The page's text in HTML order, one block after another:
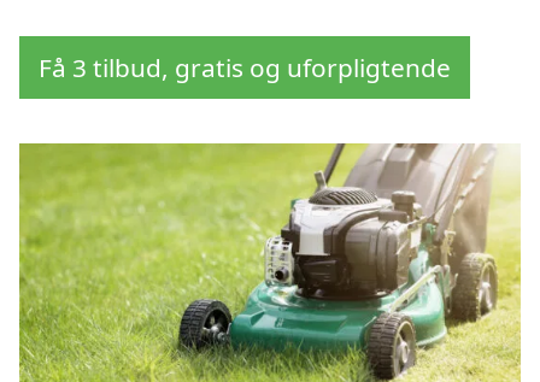
Få 3 tilbud, gratis og uforpligtende